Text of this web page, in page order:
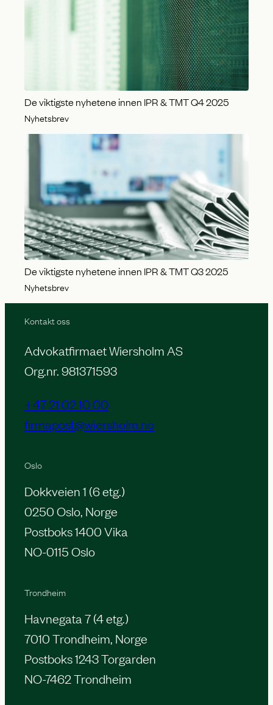
De viktigste nyhetene innen IPR & TMT Q4 2025
Nyhetsbrev
De viktigste nyhetene innen IPR & TMT Q3 2025
Nyhetsbrev
Kontakt oss
Advokatfirmaet Wiersholm AS
Org.nr. 981371593
+47 21 02 10 00
firmapost@wiersholm.no
Oslo
Dokkveien 1 (6 etg.)
0250 Oslo, Norge
Postboks 1400 Vika
NO-0115 Oslo
Trondheim
Havnegata 7 (4 etg.)
7010 Trondheim, Norge
Postboks 1243 Torgarden
NO-7462 Trondheim